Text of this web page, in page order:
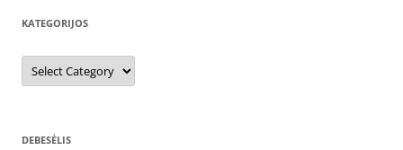
KATEGORIJOS
Kategorijos
DEBESĖLIS